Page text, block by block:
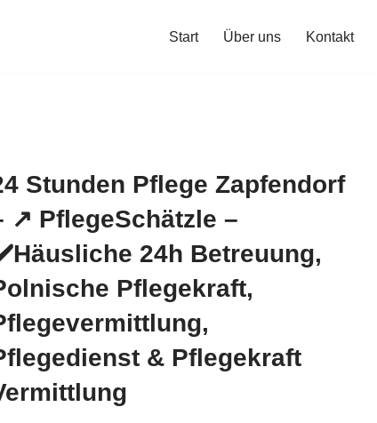
Start Über uns Kontakt
Stunden Pflege Zapfendorf
↗️ PflegeSchätzle –
24h Betreuung,
Pflegekraft,
& Pflegekraft